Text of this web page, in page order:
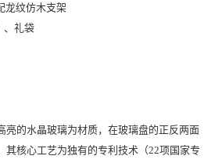
龙纹仿木支架
、礼袋
的水晶玻璃为材质，在玻璃盘的正反两面
其核心工艺为独有的专利技术（22项国家专